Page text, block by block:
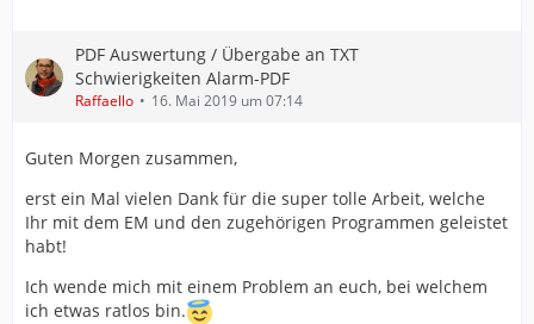
PDF Auswertung / Übergabe an TXT
Schwierigkeiten Alarm-PDF
Raffaello 16. Mai 2019 um 07:14
Guten Morgen zusammen,
erst ein Mal vielen Dank für die super tolle Arbeit, welche
Ihr mit dem EM und den zugehörigen Programmen geleistet
habt!
Ich wende mich mit einem Problem an euch, bei welchem
ich etwas ratlos bin.